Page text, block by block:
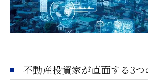
不動産投資家が直面する3